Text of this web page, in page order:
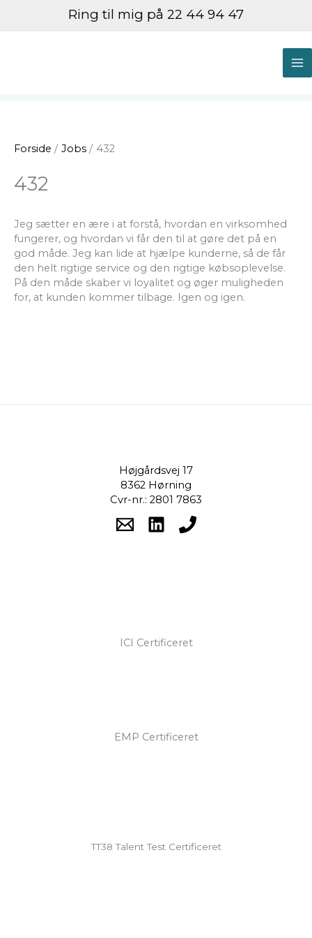
Ring til mig på 22 44 94 47
Forside Jobs 432
432
Jeg sætter en ære i at forstå, hvordan en virksomhed
fungerer, og hvordan vi får den til at gøre det på en
god måde. Jeg kan lide at hjælpe kunderne, så de får
den helt rigtige service og den rigtige købsoplevelse.
På den måde skaber vi loyalitet og øger muligheden
for, at kunden kommer tilbage. Igen og igen.
Højgårdsvej 17
8362 Hørning
Cvr-nr.: 2801 7863
ICI Certificeret
EMP Certificeret
TT38 Talent Test Certificeret